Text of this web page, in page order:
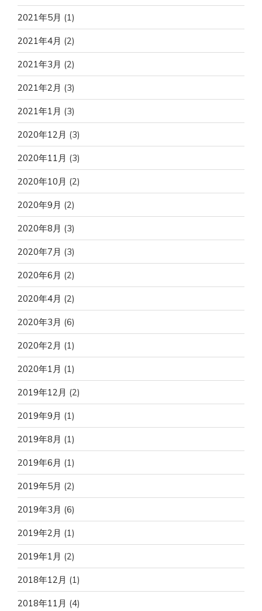
2021年5月 (1)
2021年4月 (2)
2021年3月 (2)
2021年2月 (3)
2021年1月 (3)
2020年12月 (3)
2020年11月 (3)
2020年10月 (2)
2020年9月 (2)
2020年8月 (3)
2020年7月 (3)
2020年6月 (2)
2020年4月 (2)
2020年3月 (6)
2020年2月 (1)
2020年1月 (1)
2019年12月 (2)
2019年9月 (1)
2019年8月 (1)
2019年6月 (1)
2019年5月 (2)
2019年3月 (6)
2019年2月 (1)
2019年1月 (2)
2018年12月 (1)
2018年11月 (4)